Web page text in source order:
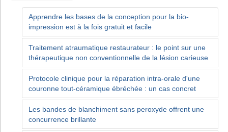
Apprendre les bases de la conception pour la bio-
impression est à la fois gratuit et facile
Traitement atraumatique restaurateur : le point sur une
thérapeutique non conventionnelle de la lésion carieuse
Protocole clinique pour la réparation intra-orale d'une
couronne tout-céramique ébréchée : un cas concret
Les bandes de blanchiment sans peroxyde offrent une
concurrence brillante